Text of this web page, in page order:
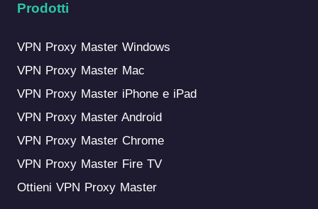
Prodotti
VPN Proxy Master Windows
VPN Proxy Master Mac
VPN Proxy Master iPhone e iPad
VPN Proxy Master Android
VPN Proxy Master Chrome
VPN Proxy Master Fire TV
Ottieni VPN Proxy Master